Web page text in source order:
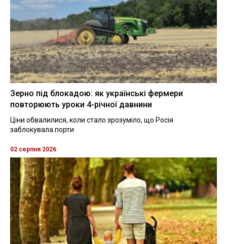
Зерно під блокадою: як українські фермери
повторюють уроки 4-річної давнини
Ціни обвалилися, коли стало зрозуміло, що Росія
заблокувала порти
02 серпня 2026